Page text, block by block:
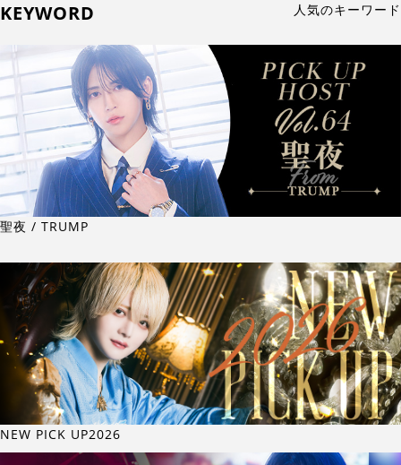
KEYWORD 人気のキーワード
聖夜 / TRUMP
NEW PICK UP2026